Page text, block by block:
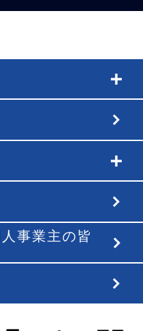
事業主の皆